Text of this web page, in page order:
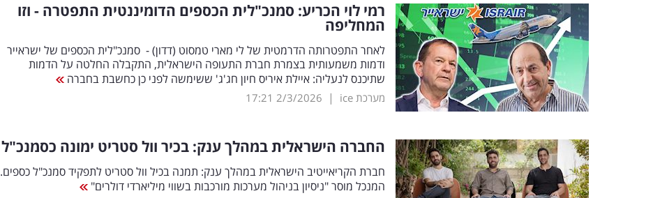
רמי לוי הכריע: סמנכ"לית הכספים הדומיננטית התפטרה - וזו
המחליפה
לאחר התפטרותה הדרמטית של לי מארי טמסוט (דדון) - סמנכ"לית הכספים של ישראייר
ודמות משמעותית בצמרת חברת התעופה הישראלית, התקבלה החלטה על הדמות
שתיכנס לנעליה: איילת איריס חיון חג'ג' ששימשה לפני כן כחשבת בחברה
מערכת ice |
2/3/2026
17:21
החברה הישראלית במהלך ענק: בכיר וול סטריט ימונה כסמנכ"ל
חברת הקריאייטיב הישראלית במהלך ענק: תמנה בכיל וול סטריט לתפקיד סמנכ"ל כספים.
המנכל מוסר "ניסיון בניהול מערכות מורכבות בשווי מיליארדי דולרים"